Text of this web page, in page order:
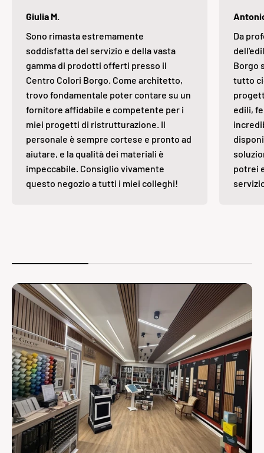
Giulia M.
Sono rimasta estremamente
soddisfatta del servizio e della vasta
gamma di prodotti offerti presso il
Centro Colori Borgo. Come architetto,
trovo fondamentale poter contare su un
fornitore affidabile e competente per i
miei progetti di ristrutturazione. Il
personale è sempre cortese e pronto ad
aiutare, e la qualità dei materiali è
impeccabile. Consiglio vivamente
questo negozio a tutti i miei colleghi!
Da
Borgo
tutto
edili,
potrei